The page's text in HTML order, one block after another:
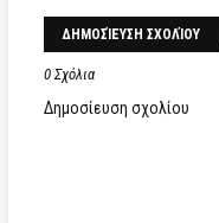
ΔΗΜΟΣΊΕΥΣΗ ΣΧΟΛΊΟΥ
0 Σχόλια
Δημοσίευση σχολίου